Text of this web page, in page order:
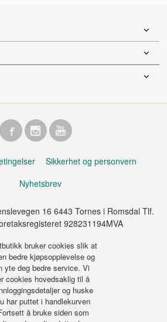
Sikkerhet og personvern
Nyhetsbrev
16 6443 Tornes i Romsdal Tlf.
928231194MVA
bruker cookies slik at
bedre kjøpsopplevelse og
yte deg bedre service. Vi
cookies hovedsaklig til å
og huske
har puttet i handlekurven
å bruke siden som